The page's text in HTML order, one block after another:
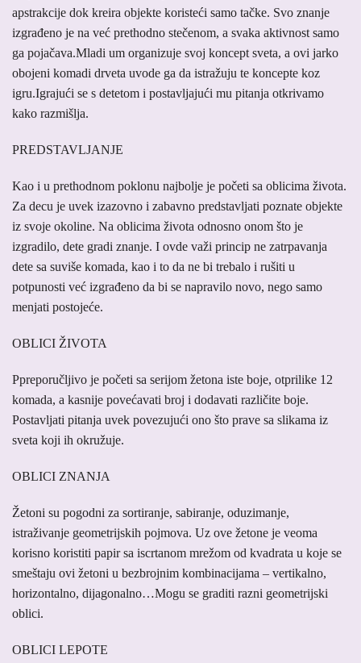
apstrakcije dok kreira objekte koristeći samo tačke. Svo znanje
izgrađeno je na već prethodno stečenom, a svaka aktivnost samo
ga pojačava.Mladi um organizuje svoj koncept sveta, a ovi jarko
obojeni komadi drveta uvode ga da istražuju te koncepte koz
igru.Igrajući se s detetom i postavljajući mu pitanja otkrivamo
kako razmišlja.
PREDSTAVLJANJE
Kao i u prethodnom poklonu najbolje je početi sa oblicima života.
Za decu je uvek izazovno i zabavno predstavljati poznate objekte
iz svoje okoline. Na oblicima života odnosno onom što je
izgradilo, dete gradi znanje. I ovde važi princip ne zatrpavanja
dete sa suviše komada, kao i to da ne bi trebalo i rušiti u
potpunosti već izgrađeno da bi se napravilo novo, nego samo
menjati postojeće.
OBLICI ŽIVOTA
Ppreporučljivo je početi sa serijom žetona iste boje, otprilike 12
komada, a kasnije povećavati broj i dodavati različite boje.
Postavljati pitanja uvek povezujući ono što prave sa slikama iz
sveta koji ih okružuje.
OBLICI ZNANJA
Žetoni su pogodni za sortiranje, sabiranje, oduzimanje,
istraživanje geometrijskih pojmova. Uz ove žetone je veoma
korisno koristiti papir sa iscrtanom mrežom od kvadrata u koje se
smeštaju ovi žetoni u bezbrojnim kombinacijama – vertikalno,
horizontalno, dijagonalno…Mogu se graditi razni geometrijski
oblici.
OBLICI LEPOTE